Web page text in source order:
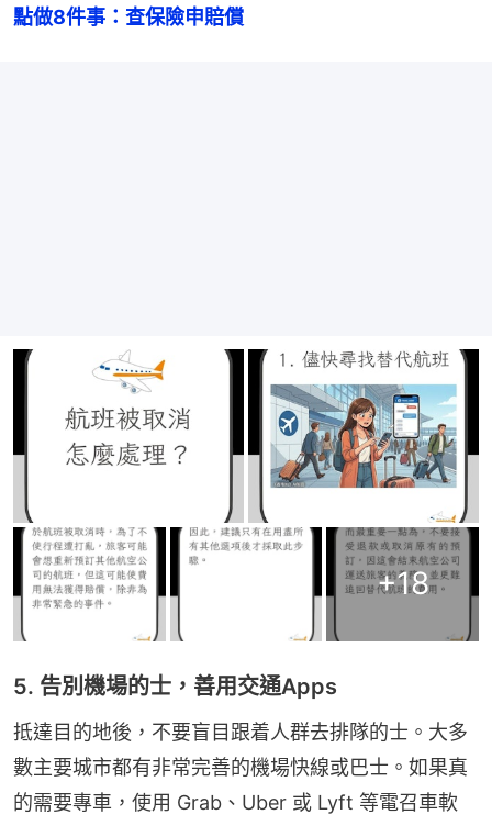
點做8件事：查保險申賠償
+18
5. 告別機場的士，善用交通Apps
抵達目的地後，不要盲目跟着人群去排隊的士。大多
數主要城市都有非常完善的機場快線或巴士。如果真
的需要專車，使用 Grab、Uber 或 Lyft 等電召車軟